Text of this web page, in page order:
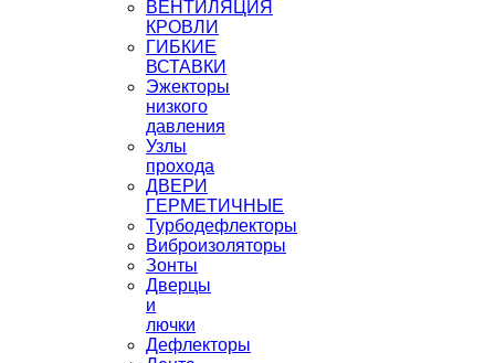
ВЕНТИЛЯЦИЯ
КРОВЛИ
ГИБКИЕ
ВСТАВКИ
Эжекторы
низкого
давления
Узлы
прохода
ДВЕРИ
ГЕРМЕТИЧНЫЕ
Турбодефлекторы
Виброизоляторы
Зонты
Дверцы
и
лючки
Дефлекторы